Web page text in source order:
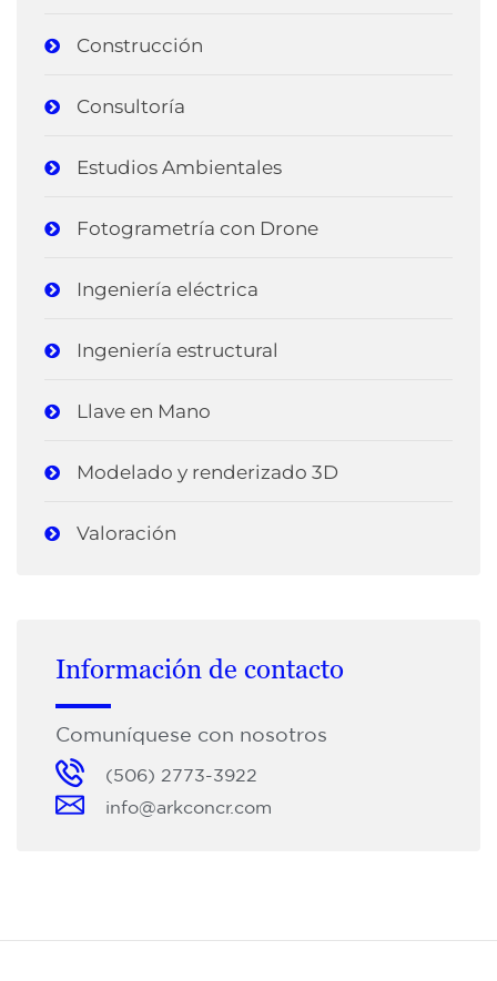
Construcción
Consultoría
Estudios Ambientales
Fotogrametría con Drone
Ingeniería eléctrica
Ingeniería estructural
Llave en Mano
Modelado y renderizado 3D
Valoración
Información de contacto
Comuníquese con nosotros
(506) 2773-3922
info@arkconcr.com